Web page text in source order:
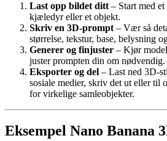
Last opp bildet ditt – Start med
kjæledyr eller et objekt.
Skriv en 3D-prompt – Vær så
størrelse, tekstur, base, belysning
Generer og finjuster – Kjør
juster prompten din om nødvendig.
Eksporter og del – Last ned 3D-
sosiale medier, skriv det ut eller til
for virkelige samleobjekter.
Eksempel Nano Banana